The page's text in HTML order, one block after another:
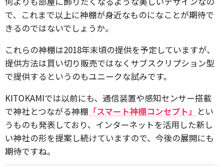
で、これまで以上に神棚が身近なものになことが期待で
きるのではないでしょうか。
これらの神棚は2018年末頃の提供を予定していますが、
提供方法は買い切り販売ではなくサブスクリプション型
で提供するというのもユニークな試みです。
KITOKAMIでは以前にも、通信装置や感知センサー搭載
で神社とつながる神棚 「スマート神棚コンセプト」 とい
うものも発表しており、インターネットを活用した新し
い神社の形を提案し続けていますので、今後の展開にも
期待ですね。